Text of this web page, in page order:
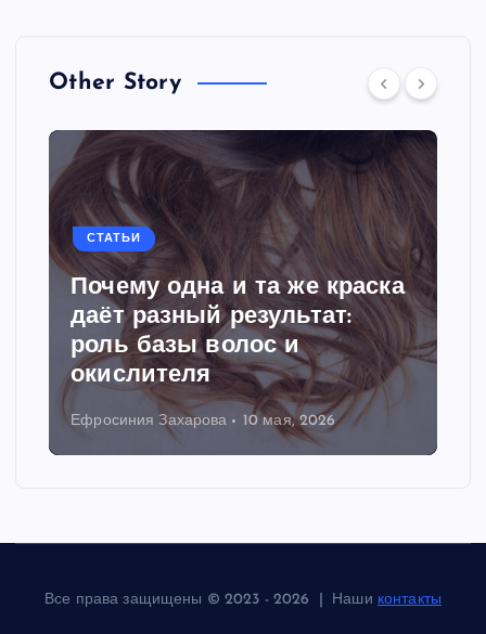
Other Story
СТАТЬИ
Почему одна и та же краска
даёт разный результат:
роль базы волос и
окислителя
Ефросиния Захарова 10 мая, 2026
Все права защищены © 2023 - 2026 | Наши контакты